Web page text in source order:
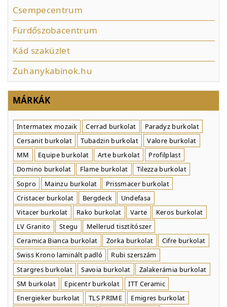
Csempecentrum
Fürdőszobacentrum
Kád szaküzlet
Zuhanykabinok.hu
MÁRKÁK
Intermatex mozaik Cerrad burkolat
Paradyz burkolat
Cersanit burkolat
Tubadzin burkolat
Valore burkolat
MM
Equipe burkolat Arte burkolat
Profilplast
Domino burkolat
Flame burkolat
Tilezza burkolat
Sopro
Mainzu burkolat
Prissmacer burkolat
Cristacer burkolat
Bergdeck
Undefasa
Vitacer burkolat
Rako burkolat Varte
Keros burkolat
LV Granito
Stegu
Mellerud tisztítószer
Ceramica Bianca burkolat
Zorka burkolat
Cifre burkolat
Swiss Krono laminált padló
Rubi szerszám
Stargres burkolat
Savoia burkolat
Zalakerámia burkolat
SM burkolat
Epicentr burkolat
ITT Ceramic
Energieker burkolat
TLS PRIME
Emigres burkolat